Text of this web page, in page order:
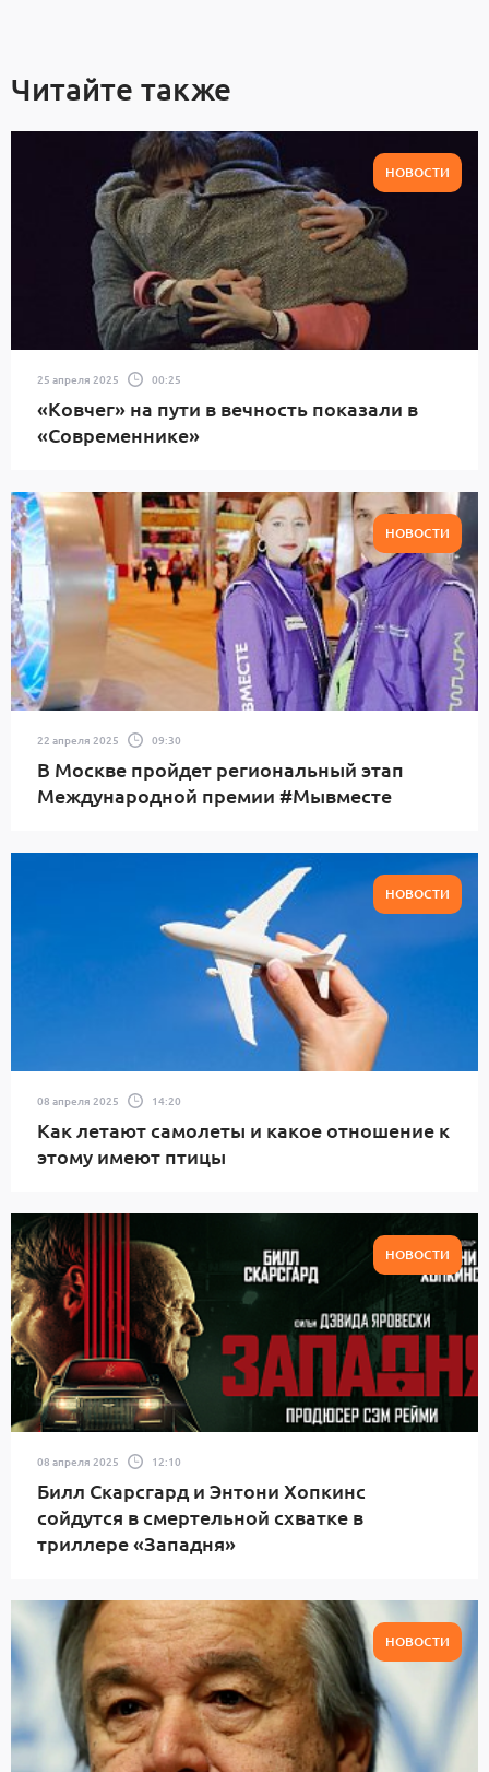
Читайте также
НОВОСТИ
25 апреля 2025 00:25
«Ковчег» на пути в вечность показали в
«Современнике»
НОВОСТИ
22 апреля 2025 09:30
В Москве пройдет региональный этап
Международной премии #Мывместе
НОВОСТИ
08 апреля 2025 14:20
Как летают самолеты и какое отношение к
этому имеют птицы
НОВОСТИ
08 апреля 2025 12:10
Билл Скарсгард и Энтони Хопкинс
сойдутся в смертельной схватке в
триллере «Западня»
НОВОСТИ